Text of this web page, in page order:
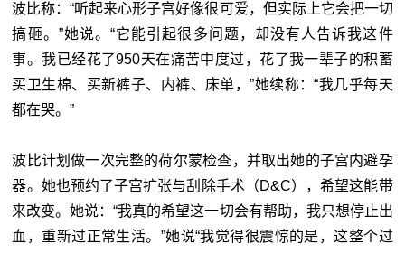
波比称：“听起来心形子宫好像很可爱，但实际上它会把一切
搞砸。”她说。“它能引起很多问题，却没有人告诉我这件
事。我已经花了950天在痛苦中度过，花了我一辈子的积蓄
买卫生棉、买新裤子、内裤、床单，”她续称：“我几乎每天
都在哭。”
波比计划做一次完整的荷尔蒙检查，并取出她的子宫内避孕
器。她也预约了子宫扩张与刮除手术（D&C），希望这能带
来改变。她说：“我真的希望这一切会有帮助，我只想停止出
血，重新过正常生活。”她说“我觉得很震惊的是，这整个过